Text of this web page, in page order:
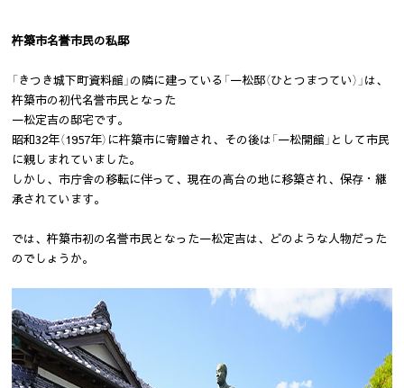
杵築市名誉市民の私邸
「きつき城下町資料館」の隣に建っている「一松邸（ひとつまつてい）」は、
杵築市の初代名誉市民となった
一松定吉の邸宅です。
昭和32年（1957年）に杵築市に寄贈され、その後は「一松開館」として市民
に親しまれていました。
しかし、市庁舎の移転に伴って、現在の高台の地に移築され、保存・継
承されています。
では、杵築市初の名誉市民となった一松定吉は、どのような人物だった
のでしょうか。